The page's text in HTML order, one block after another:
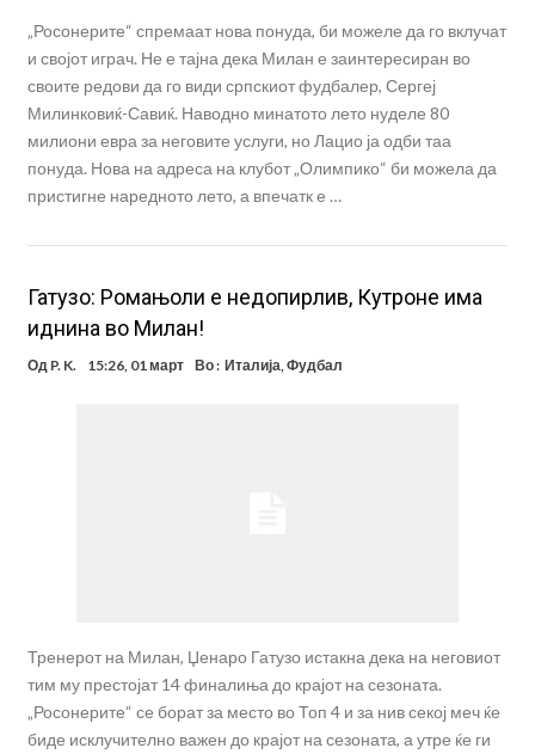
„Росонерите“ спремаат нова понуда, би можеле да го вклучат
и својот играч. Не е тајна дека Милан е заинтересиран во
своите редови да го види српскиот фудбалер, Сергеј
Милинковиќ-Савиќ. Наводно минатото лето нуделе 80
милиони евра за неговите услуги, но Лацио ја одби таа
понуда. Нова на адреса на клубот „Олимпико“ би можела да
пристигне наредното лето, а впечатк е …
Гатузо: Ромањоли е недопирлив, Кутроне има
иднина во Милан!
Од P. K. 15:26, 01 март Во : Италија,Фудбал
Тренерот на Милан, Џенаро Гатузо истакна дека на неговиот
тим му престојат 14 финалиња до крајот на сезоната.
„Росонерите“ се борат за место во Топ 4 и за нив секој меч ќе
биде исклучително важен до крајот на сезоната, а утре ќе ги